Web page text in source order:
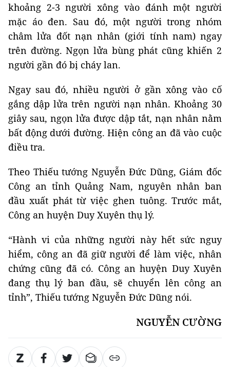
khoảng 2-3 người xông vào đánh một người
mặc áo đen. Sau đó, một người trong nhóm
châm lửa đốt nạn nhân (giới tính nam) ngay
trên đường. Ngọn lửa bùng phát cũng khiến 2
người gần đó bị cháy lan.
Ngay sau đó, nhiều người ở gần xông vào cố
gắng dập lửa trên người nạn nhân. Khoảng 30
giây sau, ngọn lửa được dập tắt, nạn nhân nằm
bất động dưới đường. Hiện công an đã vào cuộc
điều tra.
Theo Thiếu tướng Nguyễn Đức Dũng, Giám đốc
Công an tỉnh Quảng Nam, nguyên nhân ban
đầu xuất phát từ việc ghen tuông. Trước mắt,
Công an huyện Duy Xuyên thụ lý.
“Hành vi của những người này hết sức nguy
hiểm, công an đã giữ người để làm việc, nhân
chứng cũng đã có. Công an huyện Duy Xuyên
đang thụ lý ban đầu, sẽ chuyển lên công an
tỉnh”, Thiếu tướng Nguyễn Đức Dũng nói.
NGUYỄN CƯỜNG